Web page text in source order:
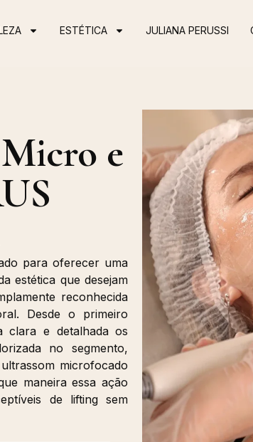
ESTÉTICA JULIANA PERUSSI
e
para oferecer uma
estética que desejam
reconhecida
Desde o primeiro
e detalhada os
no segmento,
microfocado
maneira essa ação
de lifting sem